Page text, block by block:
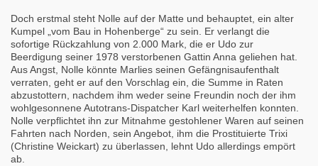
Doch erstmal steht Nolle auf der Matte und behauptet, ein alter
Kumpel „vom Bau in Hohenberge“ zu sein. Er verlangt die
sofortige Rückzahlung von 2.000 Mark, die er Udo zur
Beerdigung seiner 1978 verstorbenen Gattin Anna geliehen hat.
Aus Angst, Nolle könnte Marlies seinen Gefängnisaufenthalt
verraten, geht er auf den Vorschlag ein, die Summe in Raten
abzustottern, nachdem ihm weder seine Freundin noch der ihm
wohlgesonnene Autotrans-Dispatcher Karl weiterhelfen konnten.
Nolle verpflichtet ihn zur Mitnahme gestohlener Waren auf seinen
Fahrten nach Norden, sein Angebot, ihm die Prostituierte Trixi
(Christine Weickart) zu überlassen, lehnt Udo allerdings empört
ab.